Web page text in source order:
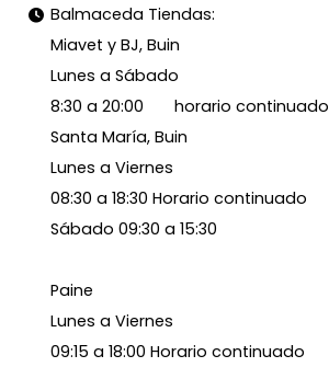
Balmaceda Tiendas:
Miavet y BJ, Buin
Lunes a Sábado
8:30 a 20:00 horario continuado
Santa María, Buin
Lunes a Viernes
08:30 a 18:30 Horario continuado
Sábado 09:30 a 15:30
Paine
Lunes a Viernes
09:15 a 18:00 Horario continuado